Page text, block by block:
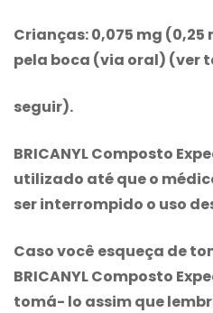
Crianças:0,075 mg (0,25
pela boca (via oral) (ver
seguir).
BRICANYL Composto
utilizado até que o
ser interrompido o uso
Caso você esqueça de
BRICANYL Composto
tomá- lo assim que